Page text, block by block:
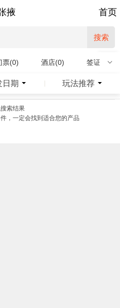
掖 首页
搜索
票(0) 酒店(0) 签证(0)
日期 玩法推荐
索结果
，一定会找到适合您的产品